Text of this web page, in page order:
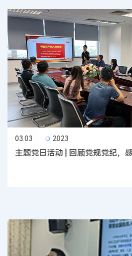
03.03 2023
主题党日活动 | 回顾党规党纪，